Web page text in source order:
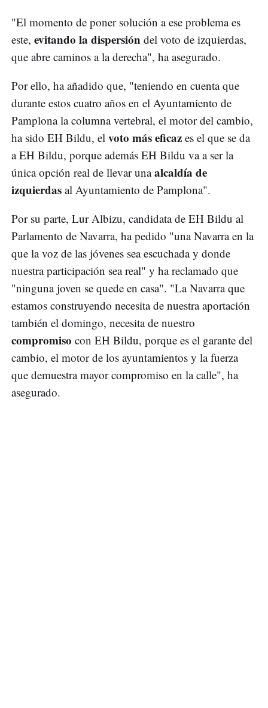
"El momento de poner solución a ese problema es
este, evitando la dispersión del voto de izquierdas,
que abre caminos a la derecha", ha asegurado.
Por ello, ha añadido que, "teniendo en cuenta que
durante estos cuatro años en el Ayuntamiento de
Pamplona la columna vertebral, el motor del cambio,
ha sido EH Bildu, el voto más eficaz es el que se da
a EH Bildu, porque además EH Bildu va a ser la
única opción real de llevar unaalcaldía de
izquierdas al Ayuntamiento de Pamplona".
Por su parte, Lur Albizu, candidata de EH Bildu al
Parlamento de Navarra, ha pedido "una Navarra en la
que la voz de las jóvenes sea escuchada y donde
nuestra participación sea real" y ha reclamado que
"ninguna joven se quede en casa". "La Navarra que
estamos construyendo necesita de nuestra aportación
también el domingo, necesita de nuestro
compromiso con EH Bildu, porque es el garante del
cambio, el motor de los ayuntamientos y la fuerza
que demuestra mayor compromiso en la calle", ha
asegurado.